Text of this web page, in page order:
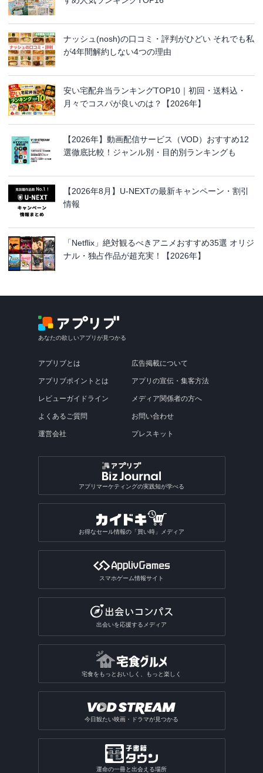
ナッシュ(nosh)の口コミ・評判がひどい それでも私
が4年間解約しない4つの理由
安い宅配弁当ランキングTOP10｜初回・送料込・
月々でコスパが良いのは？【2026年】
【2026年】動画配信サービス（VOD）おすすめ12
選徹底比較！ジャンル別・目的別ランキングも
【2026年8月】U-NEXTの最新キャンペーン・割引
情報
「Netflix」絶対観るべきアニメおすすめ35選 オリジ
ナル・独占作品が超充実！【2026年】
あなたの欲しいアプリが見つかる
アプリブとは
アプリブポイントとは
レビューガイドライン
よくあるご質問
運営会社
広告掲載について
アプリの宣伝・集客方法
メディア関係者の方へ
お問い合わせ
プレスキット
アプリマーケティングの実践知が学べる
お得なセール情報の「買い時」メディア
スマホゲーム情報サイト
出会いを応援するメディア
宅食をもっとおいしく、もっと楽しく
今日観たい映画・ドラマが見つかる
運命の一冊と出会える場所